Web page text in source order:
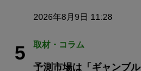
2026年8月9日 11:28
5 取材・コラム
予測市場は「ギャンブ